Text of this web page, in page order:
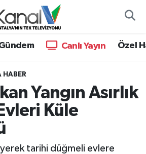
Canlı Yayın Özel
HABER
Yangın Asırlık
Küle
tarihi düğmeli evlere
Durumu ve Fikstür